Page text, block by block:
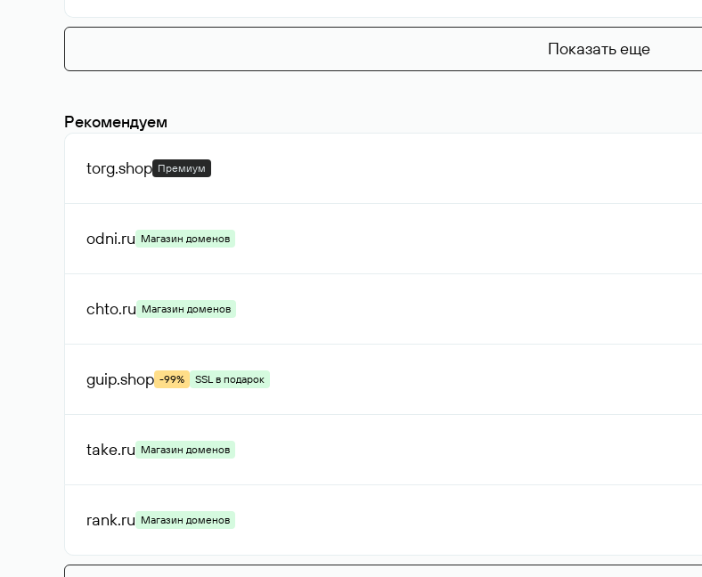
Показать еще
Рекомендуем
torg.shop Премиум
odni.ru Магазин доменов
chto.ru Магазин доменов
guip.shop -99% SSL в подарок
take.ru Магазин доменов
rank.ru Магазин доменов